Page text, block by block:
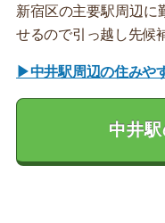
新宿区の主要駅周辺に
せるので引っ越し先候
▶中井駅周辺の住みや
中井